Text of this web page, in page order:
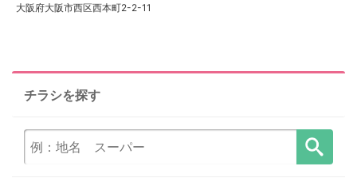
大阪府大阪市西区西本町2-2-11
チラシを探す